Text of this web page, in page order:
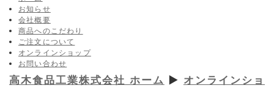
お知らせ
会社概要
商品へのこだわり
ご注文について
オンラインショップ
お問い合わせ
高木食品工業株式会社 ホーム ▶ オンラインショ